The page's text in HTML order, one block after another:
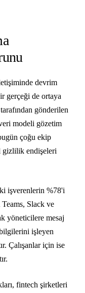
devrim
gerçeği de ortaya
gönderilen
modeli gözetim
çoğu ekip
gizlilik endişeleri
ki işverenlerin %78'i
Slack ve
yöneticilere mesaj
işleyen
Çalışanlar için ise
fintech şirketleri